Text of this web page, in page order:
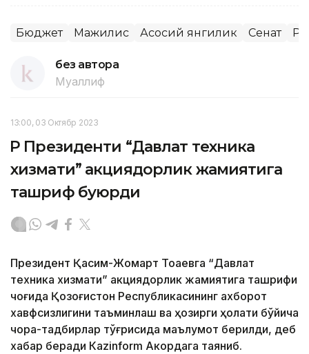
Бюджет Мажилис Асосий янгилик Сенат
без автора
Муаллиф
13:00, 03 Октябр 2023
ҚР Президенти “Давлат техника
хизмати” акциядорлик жамиятига
ташриф буюрди
Президент Қасим-Жомарт Тоқаевга “Давлат
техника хизмати” акциядорлик жамиятига ташрифи
чоғида Қозоғистон Республикасининг ахборот
хавфсизлигини таъминлаш ва ҳозирги ҳолати бўйича
чора-тадбирлар тўғрисида маълумот берилди, деб
хабар беради Каzinform Акордага таяниб.